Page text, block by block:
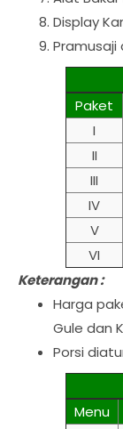
Display
Pramusaji
Paket
I
II
III
IV
V
VI
Keterangan :
Harga
Gule dan
Porsi
Menu